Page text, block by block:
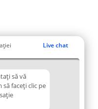
Live chat
să vă
să faceți clic pe